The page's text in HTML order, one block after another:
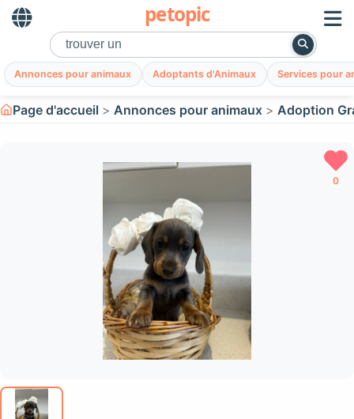
petopic
Annonces pour animaux Adoptants d'Animaux Services pour
Page d'accueil Annonces pour animaux Adoption
0